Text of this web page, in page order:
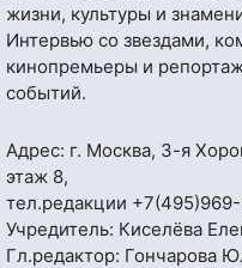
жизни, культуры и
Интервью со звездами,
кинопремьеры и
событий.
Адрес: г. Москва, 3-я
этаж 8,
тел.редакции
Учредитель: Киселёва
Гл.редактор: Гончарова